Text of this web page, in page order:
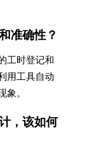
准确性？
工时登记和
用工具自动
。
，该如何